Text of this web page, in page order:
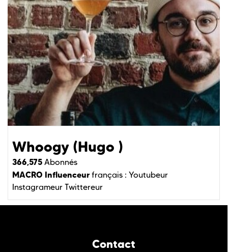
Whoogy (Hugo )
366,575 Abonnés
MACRO Influenceur français : Youtubeur
Instagrameur Twittereur
Contact